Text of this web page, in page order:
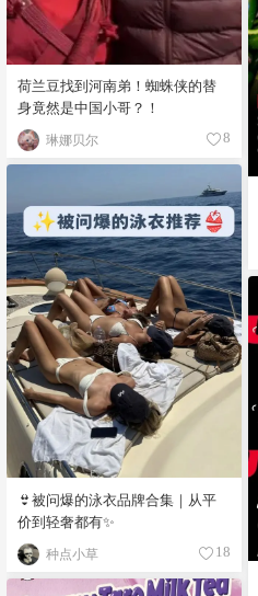
荷兰豆找到河南弟！蜘蛛侠的替
身竟然是中国小哥？！
琳娜贝尔 8
👙被问爆的泳衣品牌合集｜从平
价到轻奢都有✨
种点小草 18